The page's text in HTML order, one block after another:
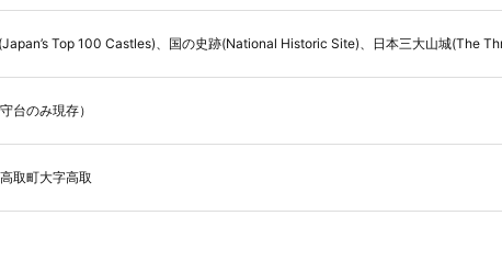
Top 100 Castles)、国の史跡(National Historic Site)、日本三大山城(The
台のみ現存）
取町大字高取